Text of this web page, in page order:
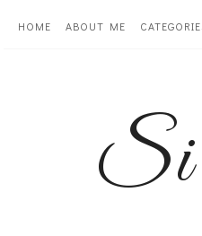
HOME ABOUT ME
Si